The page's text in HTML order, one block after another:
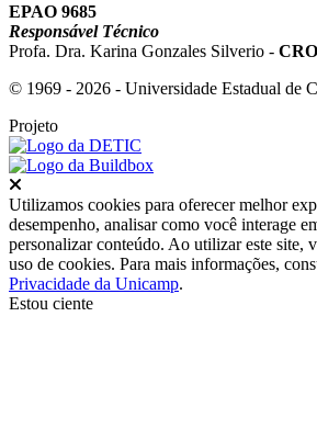
EPAO 9685
Responsável Técnico
Profa. Dra. Karina Gonzales Silverio -
© 1969 - 2026 - Universidade Estadual de
Projeto
Utilizamos cookies para oferecer melhor
desempenho, analisar como você interage
personalizar conteúdo. Ao utilizar este site,
uso de cookies. Para mais informações,
Privacidade da Unicamp.
Estou ciente